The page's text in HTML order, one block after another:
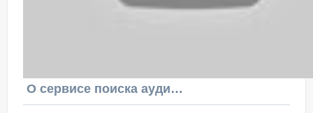
О сервисе поиска аудитории ВКонтакте